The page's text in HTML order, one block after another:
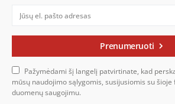
Prenumeruoti
Pažymėdami šį langelį patvirtinate, kad
mūsų naudojimo sąlygomis, susijusiomis su
duomenų saugojimu.